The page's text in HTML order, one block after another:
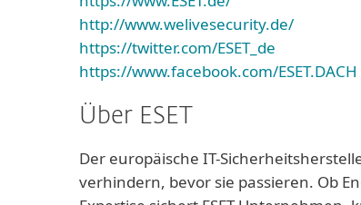
http://www.welivesecurity.de/
https://twitter.com/ESET_de
https://www.facebook.com/ESET.DACH
Über ESET
Der europäische IT-
verhindern, bevor sie passieren. Ob